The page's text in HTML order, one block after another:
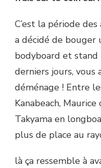
C’est la période
a décidé de bouger
bodyboard et stand
derniers jours, vous
déménage ! Entre
Kanabeach,
Takyama en
plus de place au
là ça ressemble à